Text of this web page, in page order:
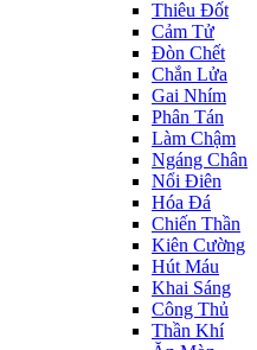
Thiêu Đốt
Cảm Tử
Đòn Chết
Chắn Lửa
Gai Nhím
Phân Tán
Làm Chậm
Ngáng Chân
Nổi Điên
Hóa Đá
Chiến Thần
Kiên Cường
Hút Máu
Khai Sáng
Công Thủ
Thần Khí